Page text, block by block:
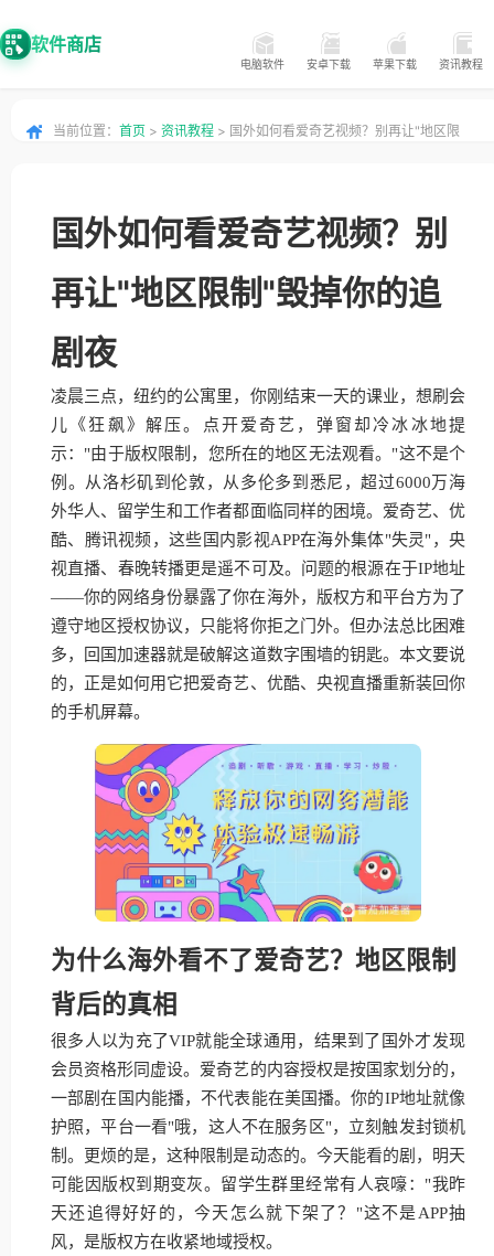
软件商店
电脑软件 安卓下载 苹果下载 资讯教程
当前位置： 首页 > 资讯教程 > 国外如何看爱奇艺视频？别再让"地区限
国外如何看爱奇艺视频？别
再让"地区限制"毁掉你的追
剧夜
凌晨三点，纽约的公寓里，你刚结束一天的课业，想刷会
儿《狂飙》解压。点开爱奇艺，弹窗却冷冰冰地提
示："由于版权限制，您所在的地区无法观看。"这不是个
例。从洛杉矶到伦敦，从多伦多到悉尼，超过6000万海
外华人、留学生和工作者都面临同样的困境。爱奇艺、优
酷、腾讯视频，这些国内影视APP在海外集体"失灵"，央
视直播、春晚转播更是遥不可及。问题的根源在于IP地址
——你的网络身份暴露了你在海外，版权方和平台方为了
遵守地区授权协议，只能将你拒之门外。但办法总比困难
多，回国加速器就是破解这道数字围墙的钥匙。本文要说
的，正是如何用它把爱奇艺、优酷、央视直播重新装回你
的手机屏幕。
为什么海外看不了爱奇艺？地区限制
背后的真相
很多人以为充了VIP就能全球通用，结果到了国外才发现
会员资格形同虚设。爱奇艺的内容授权是按国家划分的，
一部剧在国内能播，不代表能在美国播。你的IP地址就像
护照，平台一看"哦，这人不在服务区"，立刻触发封锁机
制。更烦的是，这种限制是动态的。今天能看的剧，明天
可能因版权到期变灰。留学生群里经常有人哀嚎："我昨
天还追得好好的，今天怎么就下架了？"这不是APP抽
风，是版权方在收紧地域授权。